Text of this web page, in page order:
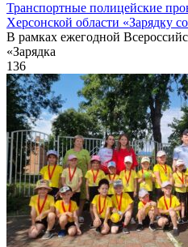
Транспортные полицейские
Херсонской области «Зарядку
В рамках ежегодной
«Зарядка
136